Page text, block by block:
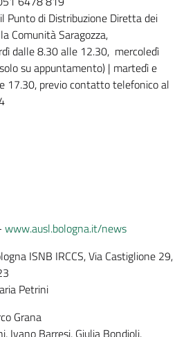
Punto di Distribuzione Diretta dei
Comunità Saragozza,
dalle 8.30 alle 12.30, mercoledì
su appuntamento) | martedì e
17.30, previo contatto telefonico al
www.ausl.bologna.it/news
ISNB IRCCS, Via Castiglione 29,
Petrini
Grana